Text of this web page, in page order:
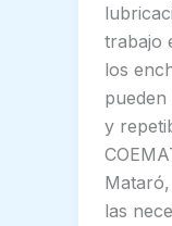
trabajo
los
y
las